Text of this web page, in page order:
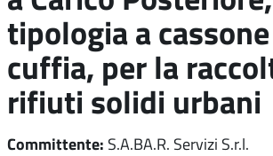
tipologia a
cuffia, per la
rifiuti solidi urbani
Committente: S.A.BA.R. Servizi S.r.l.